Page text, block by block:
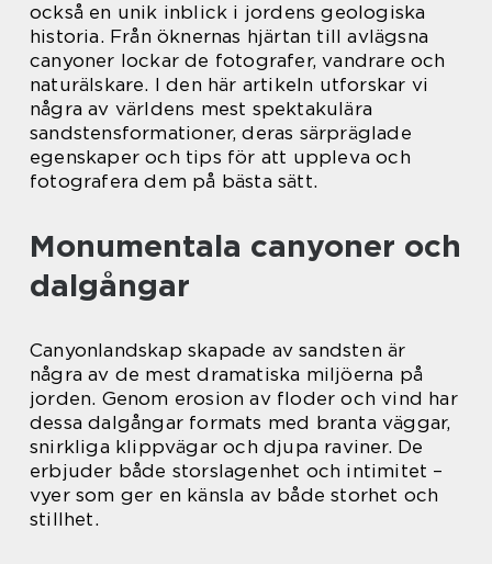
också en unik inblick i jordens geologiska
historia. Från öknernas hjärtan till avlägsna
canyoner lockar de fotografer, vandrare och
naturälskare. I den här artikeln utforskar vi
några av världens mest spektakulära
sandstensformationer, deras särpräglade
egenskaper och tips för att uppleva och
fotografera dem på bästa sätt.
Monumentala canyoner och
dalgångar
Canyonlandskap skapade av sandsten är
några av de mest dramatiska miljöerna på
jorden. Genom erosion av floder och vind har
dessa dalgångar formats med branta väggar,
snirkliga klippvägar och djupa raviner. De
erbjuder både storslagenhet och intimitet –
vyer som ger en känsla av både storhet och
stillhet.